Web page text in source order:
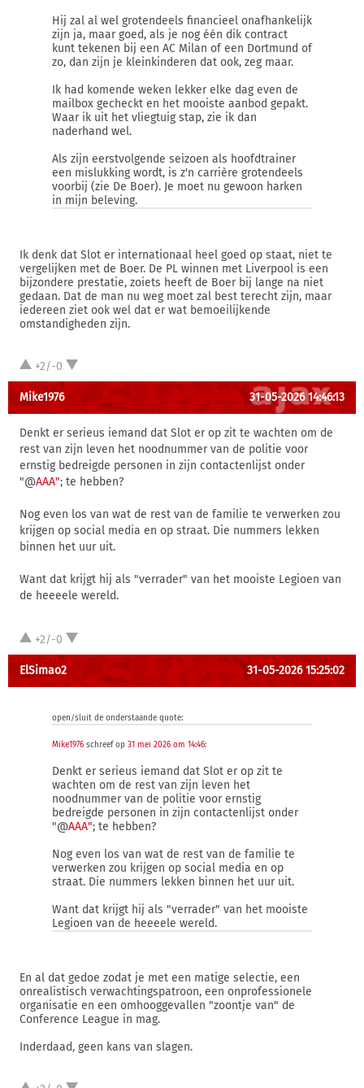
Hij zal al wel grotendeels financieel onafhankelijk
zijn ja, maar goed, als je nog één dik contract
kunt tekenen bij een AC Milan of een Dortmund of
zo, dan zijn je kleinkinderen dat ook, zeg maar.
Ik had komende weken lekker elke dag even de
mailbox gecheckt en het mooiste aanbod gepakt.
Waar ik uit het vliegtuig stap, zie ik dan
naderhand wel.
Als zijn eerstvolgende seizoen als hoofdtrainer
een mislukking wordt, is z'n carrière grotendeels
voorbij (zie De Boer). Je moet nu gewoon harken
in mijn beleving.
Ik denk dat Slot er internationaal heel goed op staat, niet te
vergelijken met de Boer. De PL winnen met Liverpool is een
bijzondere prestatie, zoiets heeft de Boer bij lange na niet
gedaan. Dat de man nu weg moet zal best terecht zijn, maar
iedereen ziet ook wel dat er wat bemoeilijkende
omstandigheden zijn.
+2/-0
Mike1976 31-05-2026 14:46:13
Denkt er serieus iemand dat Slot er op zit te wachten om de
rest van zijn leven het noodnummer van de politie voor
ernstig bedreigde personen in zijn contactenlijst onder
"@AAA"; te hebben?
Nog even los van wat de rest van de familie te verwerken zou
krijgen op social media en op straat. Die nummers lekken
binnen het uur uit.
Want dat krijgt hij als "verrader" van het mooiste Legioen van
de heeeele wereld.
+2/-0
ElSimao2 31-05-2026 15:25:02
open/sluit de onderstaande quote:
Mike1976 schreef op 31 mei 2026 om 14:46:
Denkt er serieus iemand dat Slot er op zit te
wachten om de rest van zijn leven het
noodnummer van de politie voor ernstig
bedreigde personen in zijn contactenlijst onder
"@AAA"; te hebben?
Nog even los van wat de rest van de familie te
verwerken zou krijgen op social media en op
straat. Die nummers lekken binnen het uur uit.
Want dat krijgt hij als "verrader" van het mooiste
Legioen van de heeeele wereld.
En al dat gedoe zodat je met een matige selectie, een
onrealistisch verwachtingspatroon, een onprofessionele
organisatie en een omhooggevallen "zoontje van" de
Conference League in mag.
Inderdaad, geen kans van slagen.